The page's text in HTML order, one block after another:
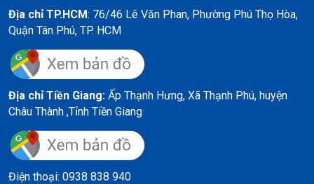
Địa chỉ TP.HCM: 76/46 Lê Văn Phan, Phường Phú Thọ Hòa,
Quận Tân Phú, TP. HCM
Địa chỉ Tiền Giang: Ấp Thạnh Hưng, Xã Thạnh Phú, huyện
Châu Thành ,Tỉnh Tiền Giang
Điện thoại: 0938 838 940